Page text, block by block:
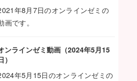
年8月7日のオンラインゼミの
画です。
ンラインゼミ動画（2024年5月15
）
年5月15日のオンラインゼミの